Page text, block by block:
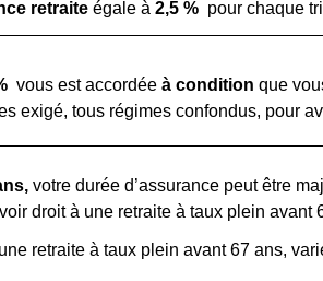
retraite égale à 2,5 % pour chaque
vous est accordée à condition que
exigé, tous régimes confondus, pour
votre durée d’assurance peut être
droit à une retraite à taux plein avant
retraite à taux plein avant 67 ans,